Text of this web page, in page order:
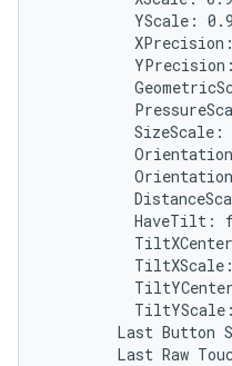
YScale:
SizeScale:
HaveTilt:
Last Button
Last Raw